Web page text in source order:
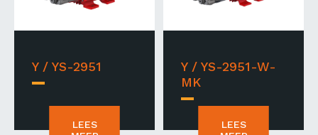
Y / YS-2951
LEES
Y / YS-2951-W-
MK
LEES